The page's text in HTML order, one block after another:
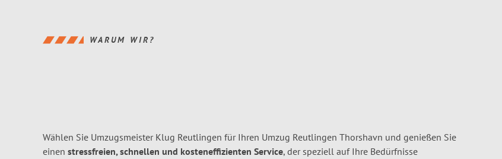
WARUM WIR?
Wählen Sie Umzugsmeister Klug Reutlingen für Ihren Umzug Reutlingen Thorshavn und genießen Sie
einen stressfreien, schnellen und kosteneffizienten Service, der speziell auf Ihre Bedürfnisse